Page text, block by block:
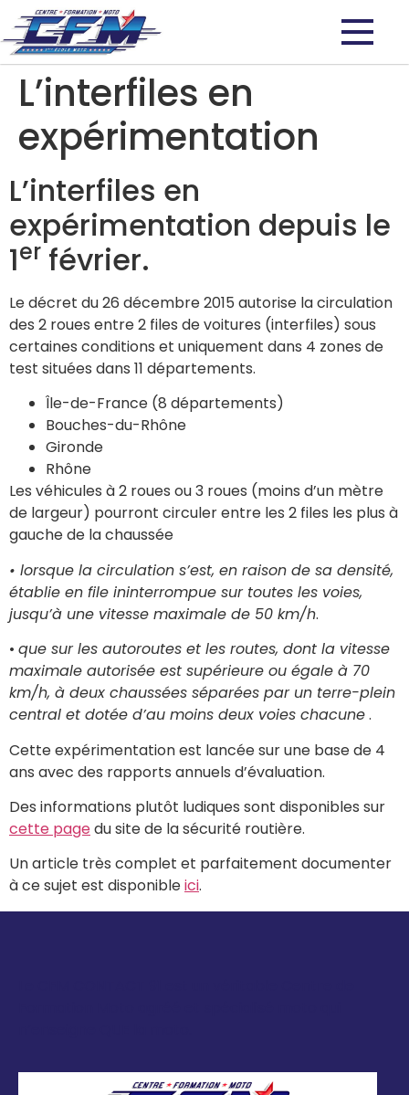
L’interfiles en
expérimentation
L’interfiles en
expérimentation depuis le
1er février.
Le décret du 26 décembre 2015 autorise la circulation
des 2 roues entre 2 files de voitures (interfiles) sous
certaines conditions et uniquement dans 4 zones de
test situées dans 11 départements.
Île-de-France (8 départements)
Bouches-du-Rhône
Gironde
Rhône
Les véhicules à 2 roues ou 3 roues (moins d’un mètre
de largeur) pourront circuler entre les 2 files les plus à
gauche de la chaussée
• lorsque la circulation s’est, en raison de sa densité,
établie en file ininterrompue sur toutes les voies,
jusqu’à une vitesse maximale de 50 km/h.
• que sur les autoroutes et les routes, dont la vitesse
maximale autorisée est supérieure ou égale à 70
km/h, à deux chaussées séparées par un terre-plein
central et dotée d’au moins deux voies chacune.
Cette expérimentation est lancée sur une base de 4
ans avec des rapports annuels d’évaluation.
Des informations plutôt ludiques sont disponibles sur
cette pagedu site de la sécurité routière.
Un article très complet et parfaitement documenter
à ce sujet est disponibleici.